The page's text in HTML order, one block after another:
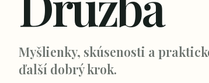
Myšlienky, skúsenosti a
ďalší dobrý krok.